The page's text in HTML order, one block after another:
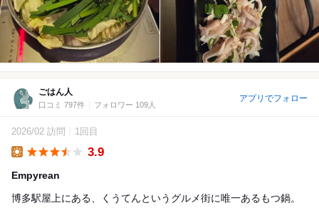
ごはん人
口コミ 797件 フォロワー 109人
アプリでフォロー
2026/02 訪問 1回目
3.9
Empyrean
博多駅屋上にある、くうてんというグルメ街に唯一あるもつ鍋。